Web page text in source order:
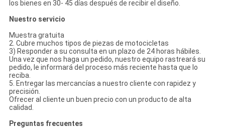
los bienes en 30- 45 días después de recibir el diseño.
Nuestro servicio
Muestra gratuita
2. Cubre muchos tipos de piezas de motocicletas
3) Responder a su consulta en un plazo de 24 horas hábiles.
Una vez que nos haga un pedido, nuestro equipo rastreará su
pedido, le informará del proceso más reciente hasta que lo
reciba.
5. Entregar las mercancías a nuestro cliente con rapidez y
precisión.
Ofrecer al cliente un buen precio con un producto de alta
calidad.
Preguntas frecuentes